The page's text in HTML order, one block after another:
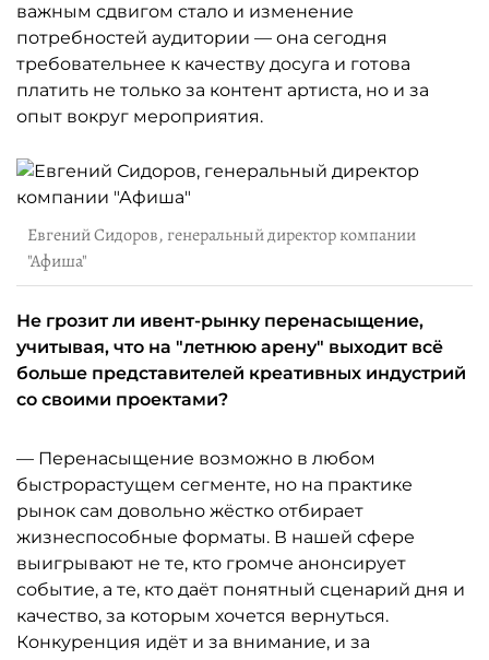
важным сдвигом стало и изменение
потребностей аудитории — она сегодня
требовательнее к качеству досуга и готова
платить не только за контент артиста, но и за
опыт вокруг мероприятия.
Евгений Сидоров, генеральный директор компании
"Афиша"
Не грозит ли ивент-рынку перенасыщение,
учитывая, что на "летнюю арену" выходит всё
больше представителей креативных индустрий
со своими проектами?
— Перенасыщение возможно в любом
быстрорастущем сегменте, но на практике
рынок сам довольно жёстко отбирает
жизнеспособные форматы. В нашей сфере
выигрывают не те, кто громче анонсирует
событие, а те, кто даёт понятный сценарий дня и
качество, за которым хочется вернуться.
Конкуренция идёт и за внимание, и за